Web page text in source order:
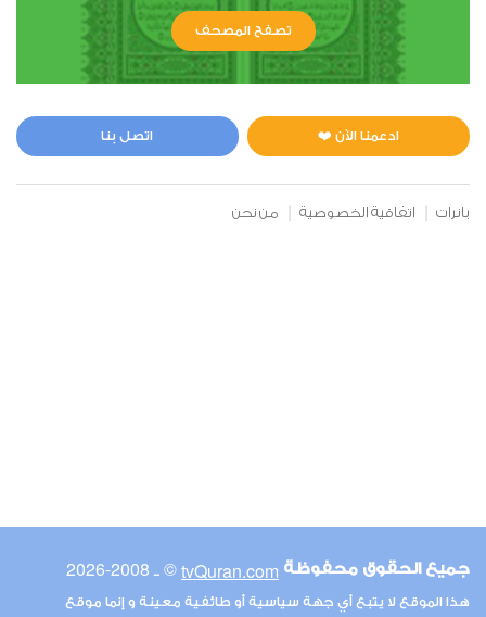
تصفح المصحف
ادعمنا الآن ❤️ اتصل بنا
بانرات اتفاقية الخصوصية من نحن
جميع الحقوق محفوظة tvQuran.com© ـ 2008-2026
هذا الموقع لا يتبع أي جهة سياسية أو طائفية معينة و إنما موقع